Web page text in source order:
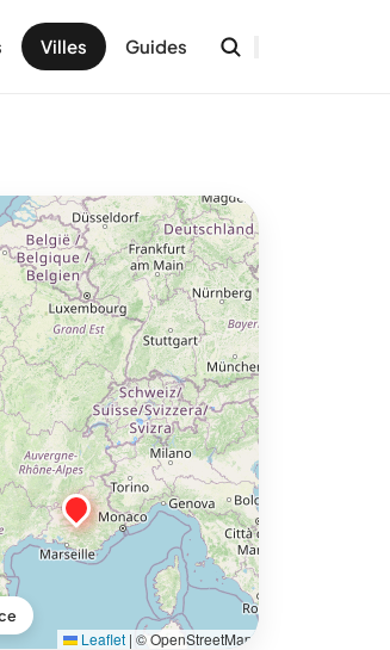
Villes Guides
Leaflet | © OpenStreetMap